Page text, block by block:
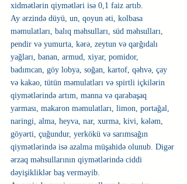
xidmətlərin qiymətləri isə 0,1 faiz artıb.
Ay ərzində düyü, un, qoyun əti, kolbasa
məmulatları, balıq məhsulları, süd məhsulları,
pendir və yumurta, kərə, zeytun və qarğıdalı
yağları, banan, armud, xiyar, pomidor,
badımcan, göy lobya, soğan, kartof, qəhvə, çay
və kakao, tütün məmulatları və spirtli içkilərin
qiymətlərində artım, manna və qarabaşaq
yarması, makaron məmulatları, limon, portağal,
naringi, alma, heyva, nar, xurma, kivi, kələm,
göyərti, çuğundur, yerkökü və sarımsağın
qiymətlərində isə azalma müşahidə olunub. Digər
ərzaq məhsullarının qiymətlərində ciddi
dəyişikliklər baş verməyib.